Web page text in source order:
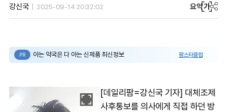
강신국 2025-09-14 20:32:02 요약가
PR 아는 약국은 다 아는 신제품 최신정보 팜스타클럽
[데일리팜=강신국 기자] 대체조제
사후통보를 의사에게 직접 하던 방